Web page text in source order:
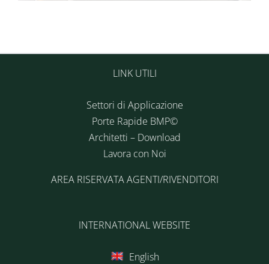
LINK UTILI
Settori di Applicazione
Porte Rapide BMP©
Architetti – Download
Lavora con Noi
AREA RISERVATA AGENTI/RIVENDITORI
INTERNATIONAL WEBSITE
English